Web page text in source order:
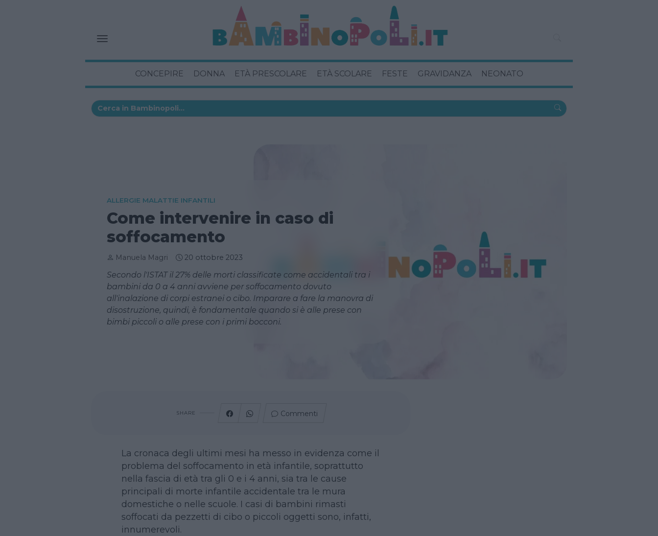
CONCEPIRE DONNA ETÀ PRESCOLARE ETÀ SCOLARE FESTE GRAVIDANZA NEONATO
ALLERGIE MALATTIE INFANTILI
Come intervenire in caso di
soffocamento
Manuela Magri 20 ottobre 2023
Secondo l'ISTAT il 27% delle morti classificate come accidentali tra i
bambini da 0 a 4 anni avviene per soffocamento dovuto
all'inalazione di corpi estranei o cibo. Imparare a fare la manovra di
disostruzione, quindi, è fondamentale quando si è alle prese con
bimbi piccoli o alle prese con i primi bocconi.
SHARE Commenti
La cronaca degli ultimi mesi ha messo in evidenza come il
problema del soffocamento in età infantile, soprattutto
nella fascia di età tra gli 0 e i 4 anni, sia tra le cause
principali di morte infantile accidentale tra le mura
domestiche o nelle scuole. I casi di bambini rimasti
soffocati da pezzetti di cibo o piccoli oggetti sono, infatti,
innumerevoli.